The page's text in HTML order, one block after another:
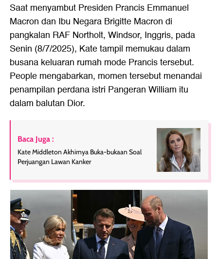
Saat menyambut Presiden Prancis Emmanuel
Macron dan Ibu Negara Brigitte Macron di
pangkalan RAF Northolt, Windsor, Inggris, pada
Senin (8/7/2025), Kate tampil memukau dalam
busana keluaran rumah mode Prancis tersebut.
People mengabarkan, momen tersebut menandai
penampilan perdana istri Pangeran William itu
dalam balutan Dior.
Baca Juga :
Kate Middleton Akhirnya Buka-bukaan Soal
Perjuangan Lawan Kanker